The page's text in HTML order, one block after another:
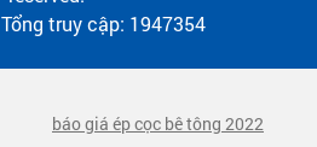
Tổng truy cập: 1947354
báo giá ép cọc bê tông 2022